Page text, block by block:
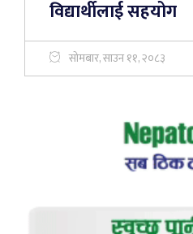
विद्यार्थीलाई सहयोग
सोमबार, साउन ११, २०८३